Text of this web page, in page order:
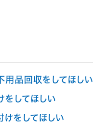
用品回収をしてほしい
をしてほしい
けをしてほしい